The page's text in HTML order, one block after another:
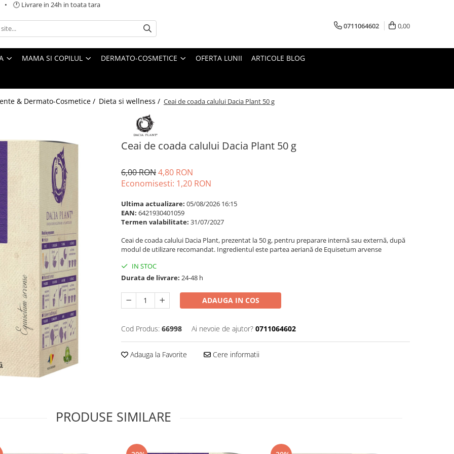
• 🕐 Livrare in 24h in toata tara
0711064602 0,00
MAMA SI COPILUL DERMATO-COSMETICE OFERTA LUNII ARTICOLE BLOG
& Dermato-Cosmetice / Dieta si wellness / Ceai de coada calului Dacia Plant 50 g
Ceai de coada calului Dacia Plant 50 g
6,00 RON4,80 RON
Economisesti: 1,20 RON
Ultima actualizare: 05/08/2026 16:15
EAN: 6421930401059
Termen valabilitate: 31/07/2027
Ceai de coada calului Dacia Plant, prezentat la 50 g, pentru preparare internă sau externă, după
modul de utilizare recomandat. Ingredientul este partea aeriană de Equisetum arvense
IN STOC
Durata de livrare: 24-48 h
ADAUGA IN COS
Cod Produs: 66998 Ai nevoie de ajutor? 0711064602
Adauga la Favorite Cere informatii
PRODUSE SIMILARE